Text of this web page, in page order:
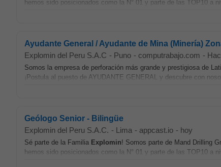
hemos sido posicionados como la N° 01 y parte de las TOP10 a
Ayudante General / Ayudante de Mina (Minería)
Explomin del Peru S.A.C - Puno - computrabajo.com -
Somos la empresa de perforación más grande y prestigiosa de
¡Postula al puesto de AYUDANTE GENERAL y descubre con
Geólogo Senior - Bilingüe
Explomin del Peru S.A.C. - Lima - appcast.io - hoy
Sé parte de la Familia Explomin! Somos parte de Mand Drilling
hemos sido posicionados como la N° 01 y parte de las TOP10 a